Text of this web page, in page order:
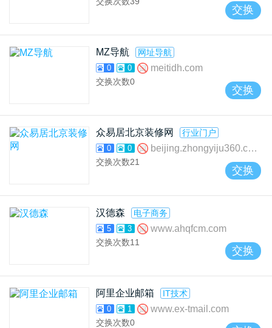
交换
MZ导航 网址导航
0 0 meitidh.com
交换次数0
交换
众易居北京装修网 行业门户
0 0 beijing.zhongyiju360.com
交换次数21
交换
汉德森 电子商务
5 3 www.ahqfcm.com
交换次数11
交换
阿里企业邮箱 IT技术
0 1 www.ex-tmail.com
交换次数0